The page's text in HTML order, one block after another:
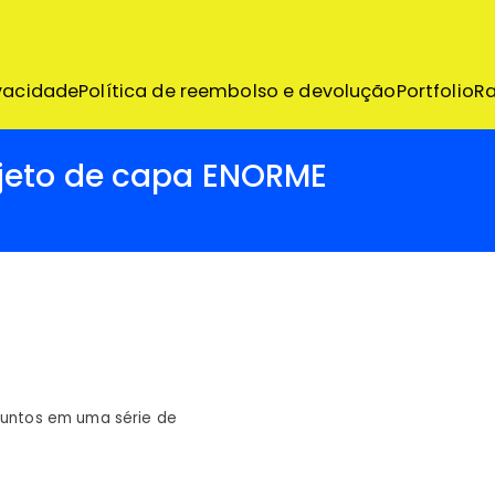
Política de reembolso e devoluçãoPortfolio
de capa ENORME
em uma série de